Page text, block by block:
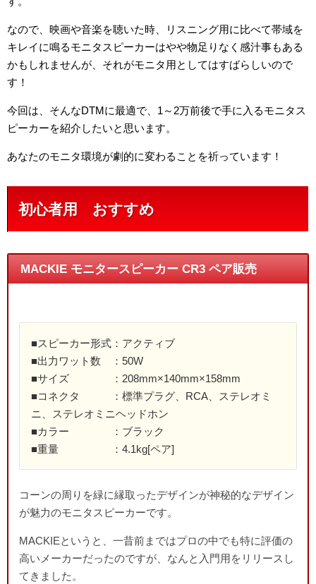
なので、映画や音楽を聴いた時、リスニング用に比べて帯域を
キレイに鳴るモニタスピーカーはやや物足りなく感汁事もある
かもしれませんが、それがモニタ用としてはすばらしいので
す！
今回は、そんなDTMに最適で、1～2万前後で手に入るモニタス
ピーカーを紹介したいと思います。
あなたのモニタ環境が劇的に変わることを祈っています！
初心者用 おすすめ
MACKIE モニタースピーカー CR3 ペア販売
■スピーカー形式：アクティブ
■出力ワット数 ：50W
■サイズ ：208mm×140mm×158mm
■コネクタ ：標準プラグ、RCA、ステレオミ
ニ、ステレオミニヘッドホン
■カラー ：ブラック
■重量 ：4.1kg[ペア]
コーンの周りを緑に縁取ったデザインが神秘的なデザイン
が魅力のモニタスピーカーです。
MACKIEというと、一昔前まではプロの中でも特に評価の
高いメーカーだったのですが、なんと入門用をリリースし
てきました。